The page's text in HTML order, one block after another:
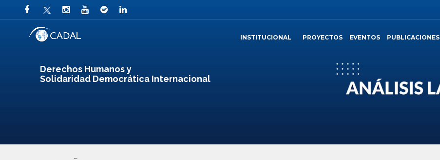
Derechos Humanos y
Solidaridad Democrática Internacional
INSTITUCIONAL PROYECTOS EVENTOS PUBLICACIONES